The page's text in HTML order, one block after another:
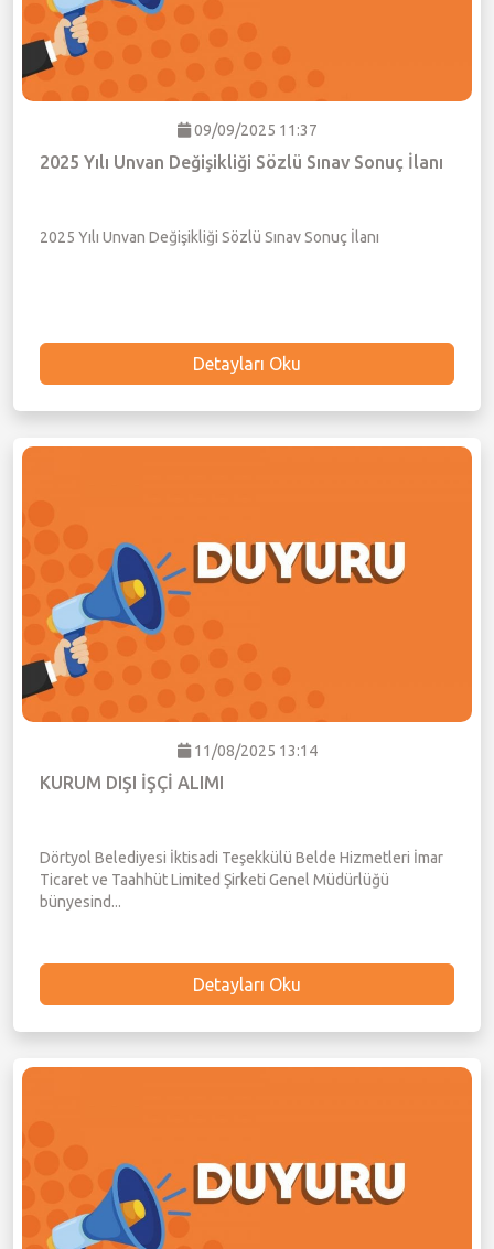
09/09/2025 11:37
2025 Yılı Unvan Değişikliği Sözlü Sınav Sonuç İlanı
2025 Yılı Unvan Değişikliği Sözlü Sınav Sonuç İlanı
Detayları Oku
11/08/2025 13:14
KURUM DIŞI İŞÇİ ALIMI
Dörtyol Belediyesi İktisadi Teşekkülü Belde Hizmetleri İmar
Ticaret ve Taahhüt Limited Şirketi Genel Müdürlüğü
bünyesind...
Detayları Oku